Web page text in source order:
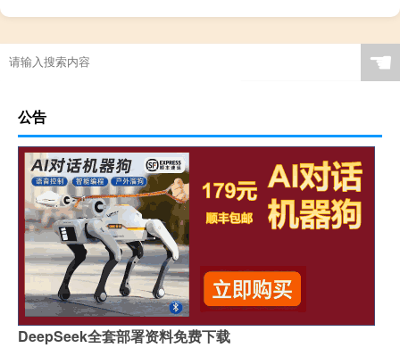
无相雷原神怎么打
☚
公告
DeepSeek全套部署资料免费下载